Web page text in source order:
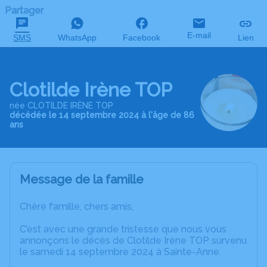
Partager
SMS WhatsApp Facebook E-mail Lien
Clotilde Irène TOP
née CLOTILDE IRÈNE TOP
décédée le 14 septembre 2024 à l'âge de 86
ans
Message de la famille
Chère famille, chers amis,
C’est avec une grande tristesse que nous vous
annonçons le décès de Clotilde Irène TOP survenu
le samedi 14 septembre 2024 à Sainte-Anne.